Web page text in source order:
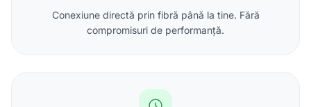
Conexiune directă prin fibră până la tine. Fără
compromisuri de performanță.